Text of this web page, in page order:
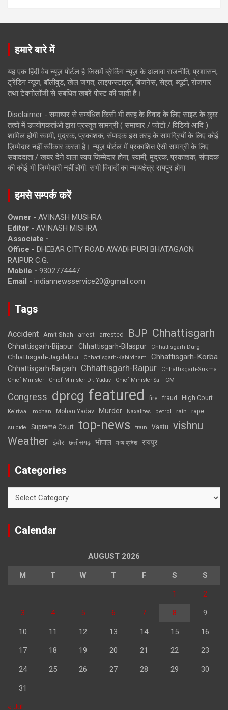
हमारे बारे में
यह एक हिंदी वेब न्यूज़ पोर्टल है जिसमें ब्रेकिंग न्यूज़ के अलावा राजनीति, प्रशासन,
ट्रेंडिंग न्यूज, बॉलीवुड, खेल जगत, लाइफस्टाइल, बिजनेस, सेहत, ब्यूटी, रोजगार
तथा टेक्नोलॉजी से संबंधित खबरें पोस्ट की जाती है।
Disclaimer - समाचार से सम्बंधित किसी भी तरह के विवाद के लिए साइट के कुछ
तत्वों में उपयोगकर्ताओं द्वारा प्रस्तुत सामग्री ( समाचार / फोटो / विडियो आदि )
शामिल होगी स्वामी, मुद्रक, प्रकाशक, संपादक इस तरह के सामग्रियों के लिए कोई
ज़िम्मेदार नहीं स्वीकार करता है। न्यूज़ पोर्टल में प्रकाशित ऐसी सामग्री के लिए
संवाददाता / खबर देने वाला स्वयं जिम्मेदार होगा, स्वामी, मुद्रक, प्रकाशक, संपादक
की कोई भी जिम्मेदारी नहीं होगी. सभी विवादों का न्यायक्षेत्र रायपुर होगा
हमसे सम्पर्क करें
Owner - AVINASH MUSHRA
Editor - AVINASH MISHRA
Associate -
Office - DHEBAR CITY ROAD AWADHPURI BHATAGAON
RAIPUR C.G.
Mobile - 9302774447
Email - indiannewsservice20@gmail.com
Tags
Accident Amit Shah arrest arrested BJP Chhattisgarh
Chhattisgarh-Bijapur Chhattisgarh-Bilaspur Chhattisgarh-Durg
Chhattisgarh-Jagdalpur Chhattisgarh-Kabirdham Chhattisgarh-Korba
Chhattisgarh-Raigarh Chhattisgarh-Raipur
Chhattisgarh-Sukma
Chief Minister
Chief Minister Dr. Yadav Chief Minister Sai CM
Congress dprcg featured fire fraud High Court
Kejriwal mohan Mohan Yadav Murder Naxalites petrol rain rape
suicide Supreme Court top-news train Vastu vishnu
Weather इंदौर छत्तीसगढ़ भोपाल मध्य प्रदेश रायपुर
Categories
Calendar
AUGUST 2026
M T W T F S S
1 2
3 4 5 6 7 8 9
10 11 12 13 14 15 16
17 18 19 20 21 22 23
24 25 26 27 28 29 30
31
« Jul